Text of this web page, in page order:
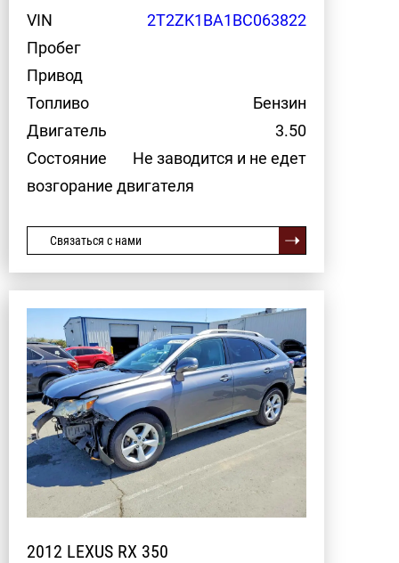
VIN
2T2ZK1BA1BC063822
Пробег
Привод
Топливо
Бензин
Двигатель
3.50
Состояние
Не заводится и не едет
возгорание двигателя
Связаться с нами
2012 LEXUS RX 350